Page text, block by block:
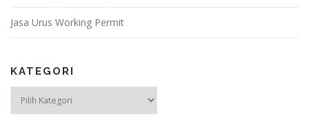
Jasa Urus Working Permit
KATEGORI